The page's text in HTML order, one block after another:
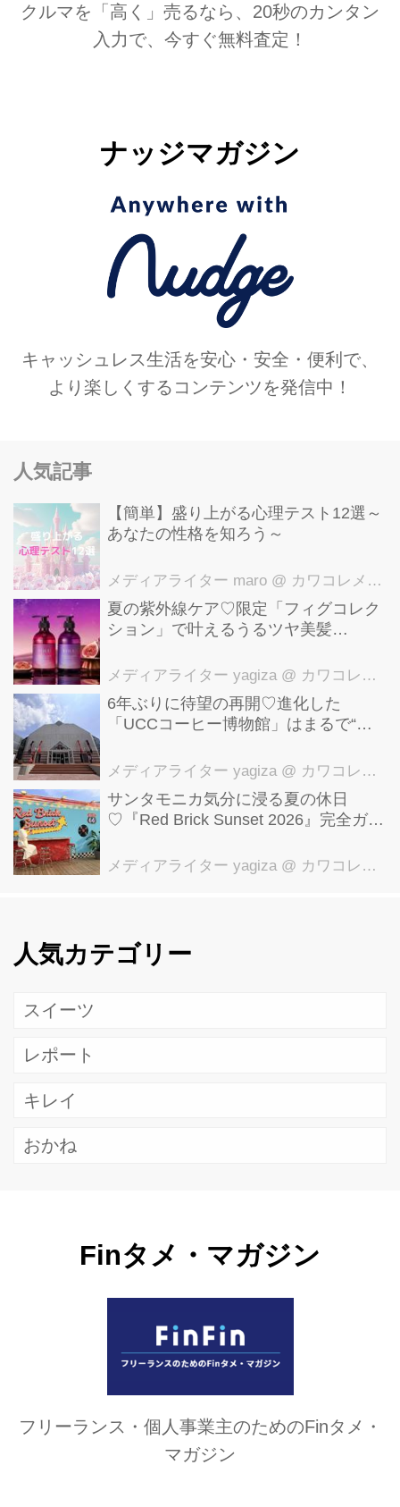
クルマを「高く」売るなら、20秒のカンタン
入力で、今すぐ無料査定！
ナッジマガジン
キャッシュレス生活を安心・安全・便利で、
より楽しくするコンテンツを発信中！
人気記事
【簡単】盛り上がる心理テスト12選～
あなたの性格を知ろう～
メディアライター maro @ カワコレメディア編集部
夏の紫外線ケア♡限定「フィグコレク
ション」で叶えるうるツヤ美髪
メディアライター yagiza @ カワコレメディア編集部
6年ぶりに待望の再開♡進化した
「UCCコーヒー博物館」はまるで“コ
貌を公開
メディアライター yagiza @ カワコレメディア編集部
サンタモニカ気分に浸る夏の休日
♡『Red Brick Sunset 2026』完全ガイ
メディアライター yagiza @ カワコレメディア編集部
人気カテゴリー
スイーツ
レポート
キレイ
おかね
Finタメ・マガジン
フリーランス・個人事業主のためのFinタメ・
マガジン